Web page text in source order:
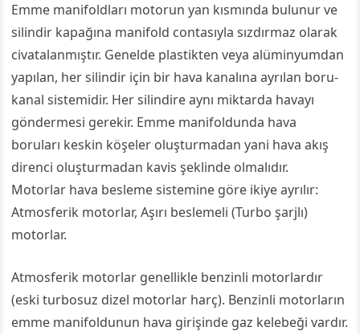
Emme manifoldları motorun yan kısmında bulunur ve
silindir kapağına manifold contasıyla sızdırmaz olarak
civatalanmıştır. Genelde plastikten veya alüminyumdan
yapılan, her silindir için bir hava kanalına ayrılan boru-
kanal sistemidir. Her silindire aynı miktarda havayı
göndermesi gerekir. Emme manifoldunda hava
boruları keskin köşeler oluşturmadan yani hava akış
direnci oluşturmadan kavis şeklinde olmalıdır.
Motorlar hava besleme sistemine göre ikiye ayrılır:
Atmosferik motorlar, Aşırı beslemeli (Turbo şarjlı)
motorlar.
Atmosferik motorlar genellikle benzinli motorlardır
(eski turbosuz dizel motorlar harç). Benzinli motorların
emme manifoldunun hava girişinde gaz kelebeği vardır.